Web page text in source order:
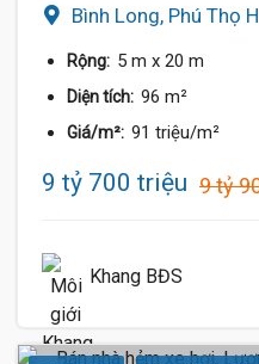
Bình Long, Phú Thọ
Rộng: 5 m x 20 m
Diện tích: 96 m²
Giá/m²: 91 triệu/m²
9 tỷ 700 triệu 9 tỷ
Khang BĐS